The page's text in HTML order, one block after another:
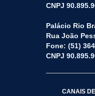
CNPJ
Palácio Rio
Rua João
Fone: (51)
CNPJ
CANAIS DE